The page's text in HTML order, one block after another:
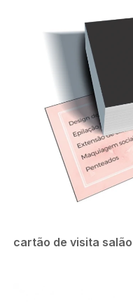
cartão de visita